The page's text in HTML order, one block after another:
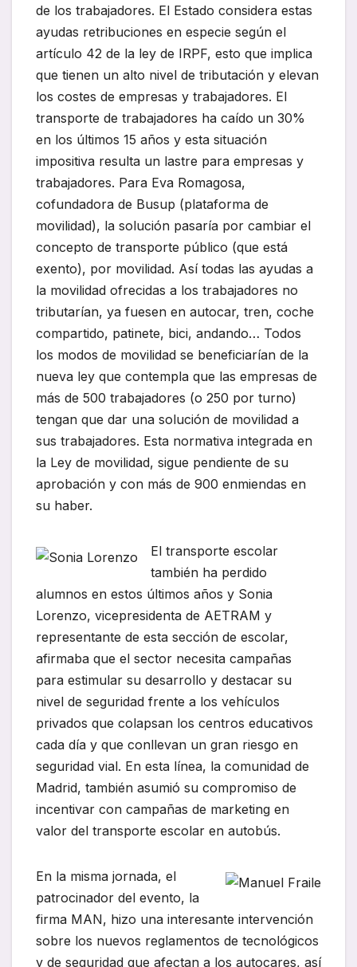
de los trabajadores. El Estado considera estas
ayudas retribuciones en especie según el
artículo 42 de la ley de IRPF, esto que implica
que tienen un alto nivel de tributación y elevan
los costes de empresas y trabajadores. El
transporte de trabajadores ha caído un 30%
en los últimos 15 años y esta situación
impositiva resulta un lastre para empresas y
trabajadores. Para Eva Romagosa,
cofundadora de Busup (plataforma de
movilidad), la solución pasaría por cambiar el
concepto de transporte público (que está
exento), por movilidad. Así todas las ayudas a
la movilidad ofrecidas a los trabajadores no
tributarían, ya fuesen en autocar, tren, coche
compartido, patinete, bici, andando… Todos
los modos de movilidad se beneficiarían de la
nueva ley que contempla que las empresas de
más de 500 trabajadores (o 250 por turno)
tengan que dar una solución de movilidad a
sus trabajadores. Esta normativa integrada en
la Ley de movilidad, sigue pendiente de su
aprobación y con más de 900 enmiendas en
su haber.
El transporte escolar
también ha perdido
alumnos en estos últimos años y Sonia
Lorenzo, vicepresidenta de AETRAM y
representante de esta sección de escolar,
afirmaba que el sector necesita campañas
para estimular su desarrollo y destacar su
nivel de seguridad frente a los vehículos
privados que colapsan los centros educativos
cada día y que conllevan un gran riesgo en
seguridad vial. En esta línea, la comunidad de
Madrid, también asumió su compromiso de
incentivar con campañas de marketing en
valor del transporte escolar en autobús.
En la misma jornada, el
patrocinador del evento, la
firma MAN, hizo una interesante intervención
sobre los nuevos reglamentos de tecnológicos
y de seguridad que afectan a los autocares, así